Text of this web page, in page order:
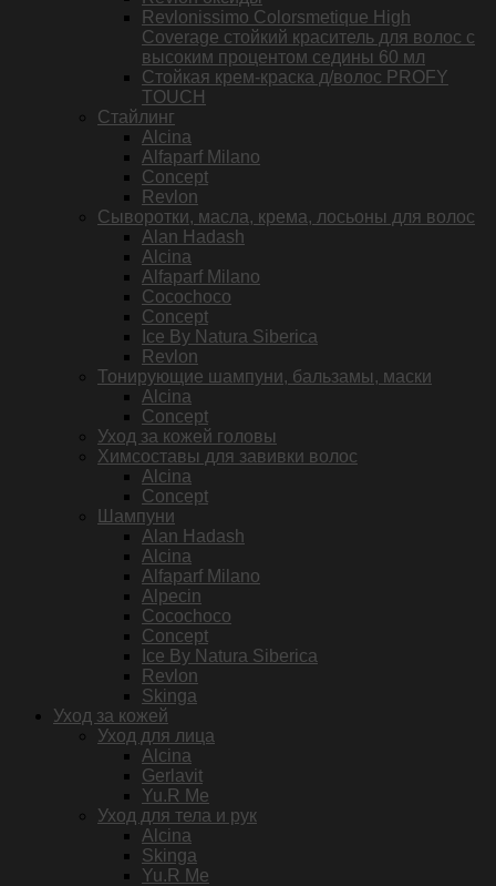
Revlonissimo Colorsmetique High
Coverage стойкий краситель для волос с
высоким процентом седины 60 мл
Стойкая крем-краска д/волос PROFY
TOUCH
Стайлинг
Alcina
Alfaparf Milano
Concept
Revlon
Сыворотки, масла, крема, лосьоны для волос
Alan Hadash
Alcina
Alfaparf Milano
Cocochoco
Concept
Ice By Natura Siberica
Revlon
Тонирующие шампуни, бальзамы, маски
Alcina
Concept
Уход за кожей головы
Химсоставы для завивки волос
Alcina
Concept
Шампуни
Alan Hadash
Alcina
Alfaparf Milano
Alpecin
Cocochoco
Concept
Ice By Natura Siberica
Revlon
Skinga
Уход за кожей
Уход для лица
Alcina
Gerlavit
Yu.R Me
Уход для тела и рук
Alcina
Skinga
Yu.R Me